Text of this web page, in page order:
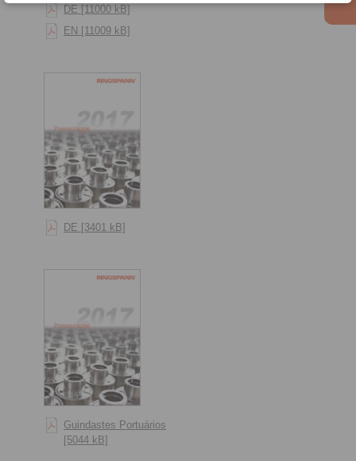
DE [11000 kB]
EN [11009 kB]
DE [3401 kB]
Guindastes Portuários
[5044 kB]